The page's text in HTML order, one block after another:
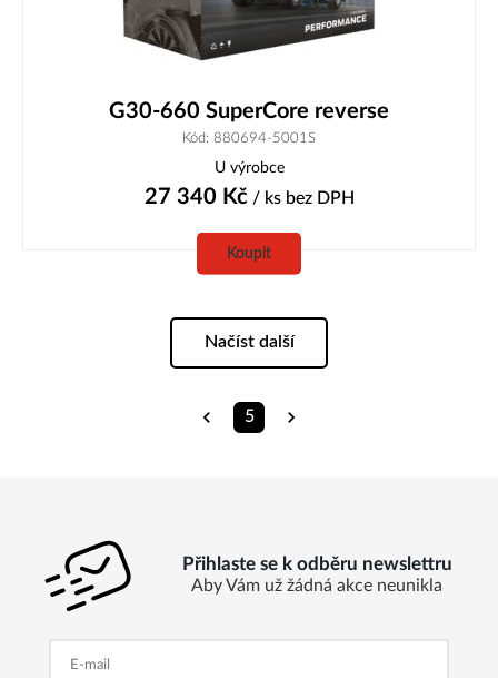
G30-660 SuperCore reverse
Kód: 880694-5001S
U výrobce
27 340 Kč/ ks bez DPH
Koupit
Načíst další
5
Přihlaste se k odběru newslettru
Aby Vám už žádná akce neunikla